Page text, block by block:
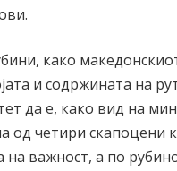
како
и содржината на
да е, како вид на
од четири
на важност, а по